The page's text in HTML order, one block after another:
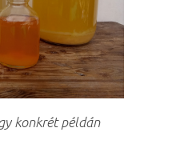
konkrét példán